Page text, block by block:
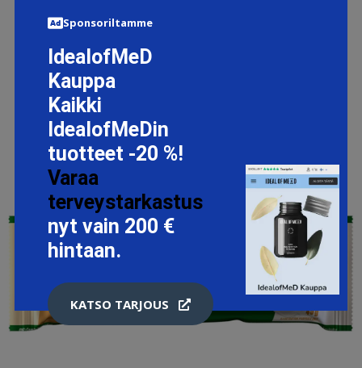
Sponsoriltamme
IdealofMeD
Kauppa
Kaikki
IdealofMeDin
tuotteet -20 %!
Varaa
terveystarkastus
nyt vain 200 €
hintaan.
KATSO TARJOUS